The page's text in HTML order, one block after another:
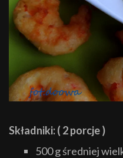
Składniki: ( 2 porcje )
500 g średniej